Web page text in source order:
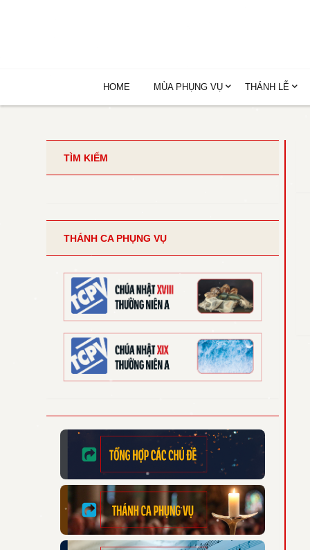
HOME MÙA PHỤNG VỤ THÁNH LỄ
TÌM KIẾM
THÁNH CA PHỤNG VỤ